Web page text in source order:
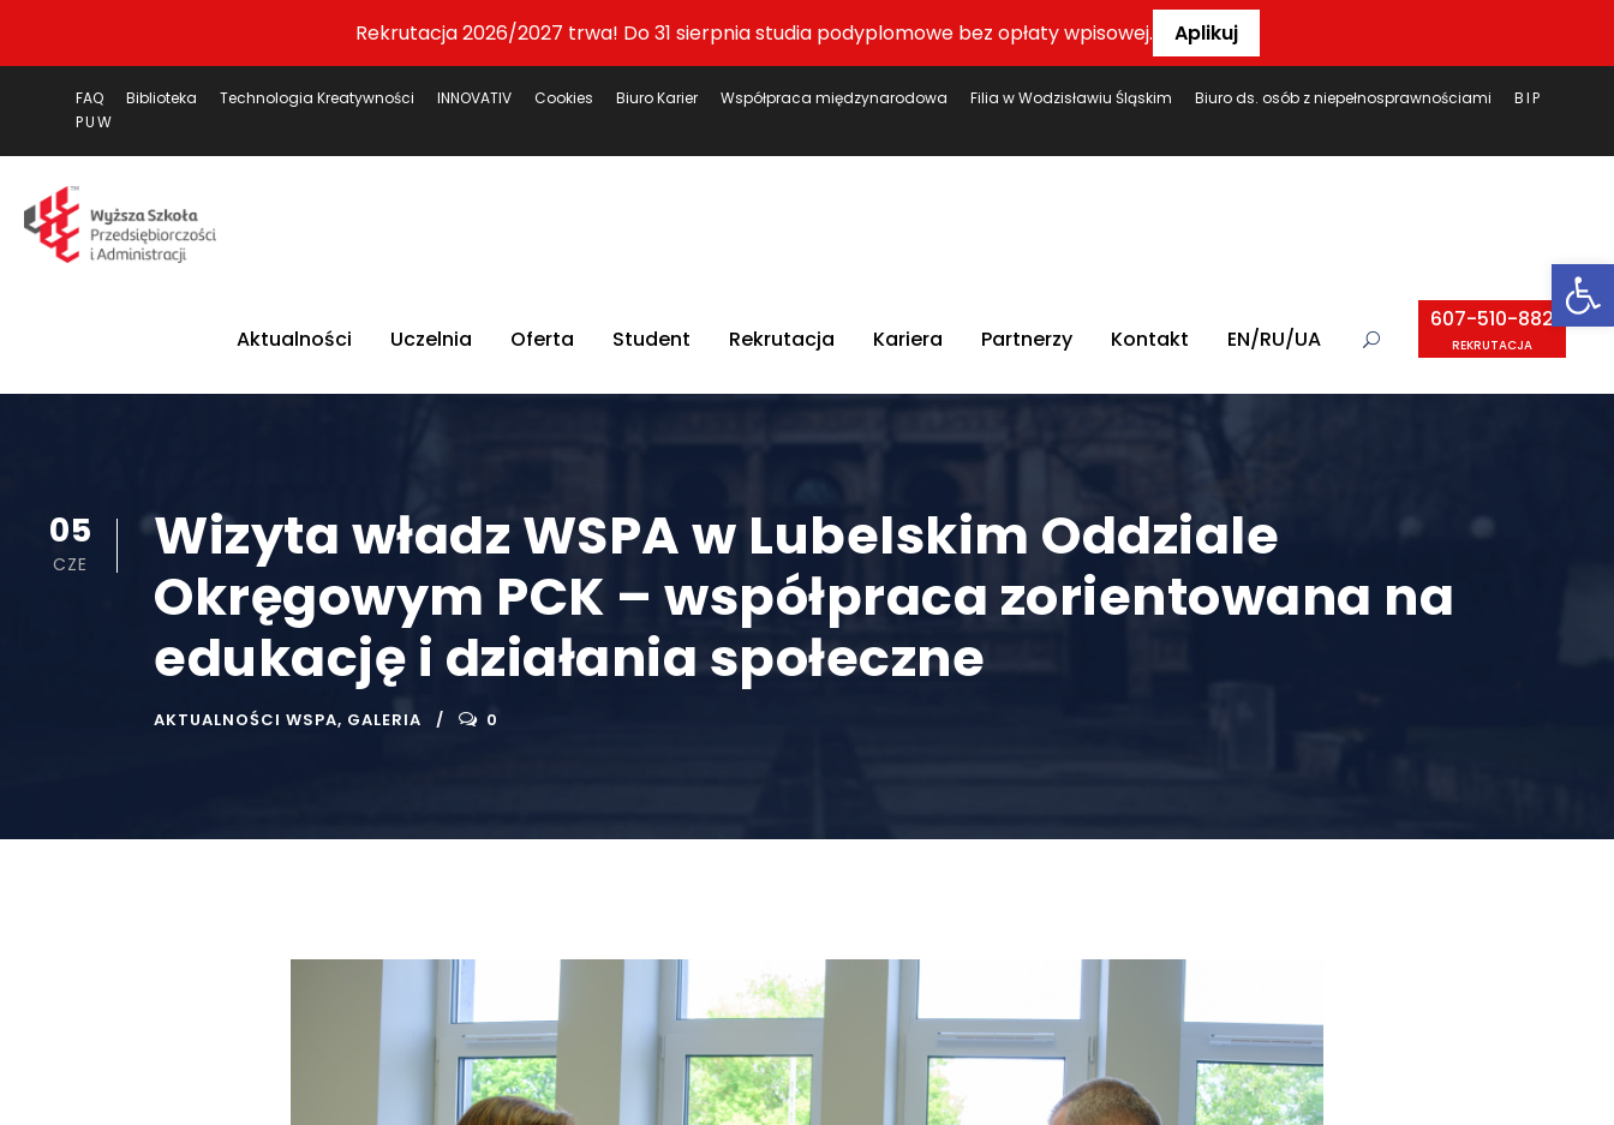
Rekrutacja 2026/2027 trwa! Do 31 sierpnia studia podyplomowe bez opłaty wpisowej. Aplikuj
FAQ Biblioteka Technologia Kreatywności INNOVATIV Cookies Biuro Karier Współpraca międzynarodowa Filia w Wodzisławiu Śląskim Biuro ds. osób z niepełnosprawnościami
BIP
PUW
Aktualności Uczelnia Oferta Student Rekrutacja Kariera Partnerzy Kontakt EN/RU/UA
607-510-882
REKRUTACJA
05
CZE
Wizyta władz WSPA w Lubelskim Oddziale
Okręgowym PCK – współpraca zorientowana na
edukację i działania społeczne
AKTUALNOŚCI WSPA, GALERIA 0